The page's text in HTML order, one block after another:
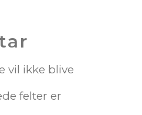
vil ikke blive
felter er